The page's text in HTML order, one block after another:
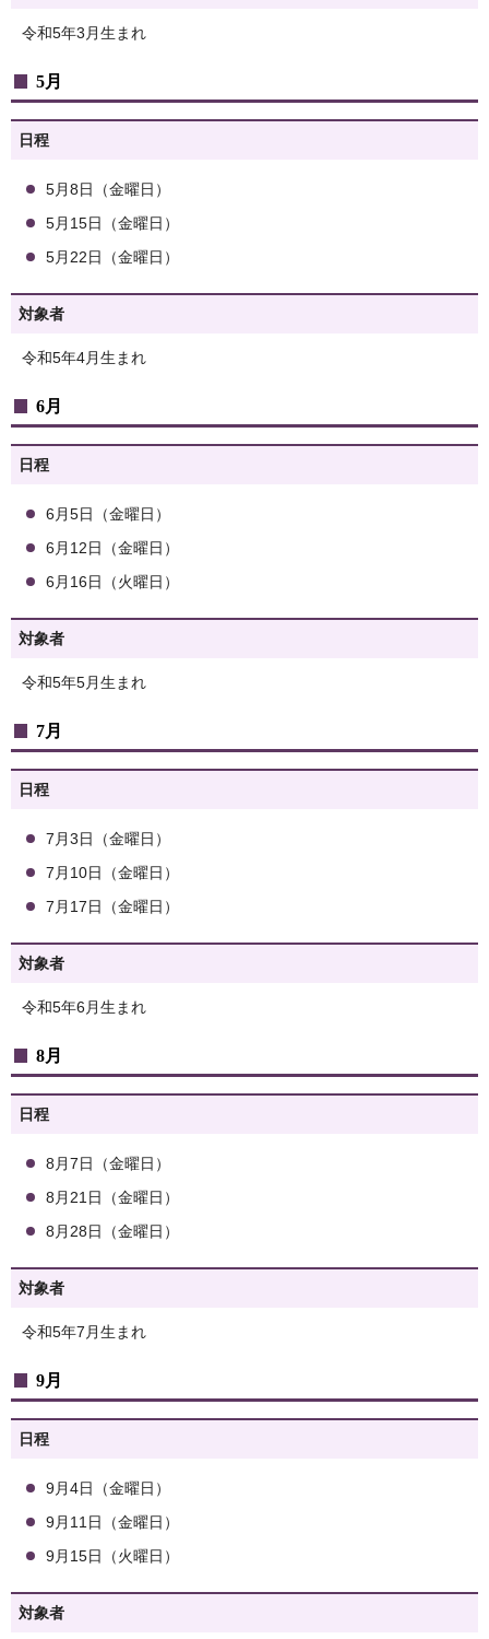
令和5年3月生まれ
5月
日程
5月8日（金曜日）
5月15日（金曜日）
5月22日（金曜日）
対象者
令和5年4月生まれ
6月
日程
6月5日（金曜日）
6月12日（金曜日）
6月16日（火曜日）
対象者
令和5年5月生まれ
7月
日程
7月3日（金曜日）
7月10日（金曜日）
7月17日（金曜日）
対象者
令和5年6月生まれ
8月
日程
8月7日（金曜日）
8月21日（金曜日）
8月28日（金曜日）
対象者
令和5年7月生まれ
9月
日程
9月4日（金曜日）
9月11日（金曜日）
9月15日（火曜日）
対象者